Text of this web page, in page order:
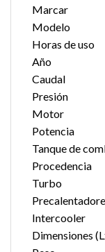
Marcar
Modelo
Horas de uso
Año
Caudal
Presión
Motor
Potencia
Tanque de
Procedencia
Turbo
Intercooler
Dimensiones